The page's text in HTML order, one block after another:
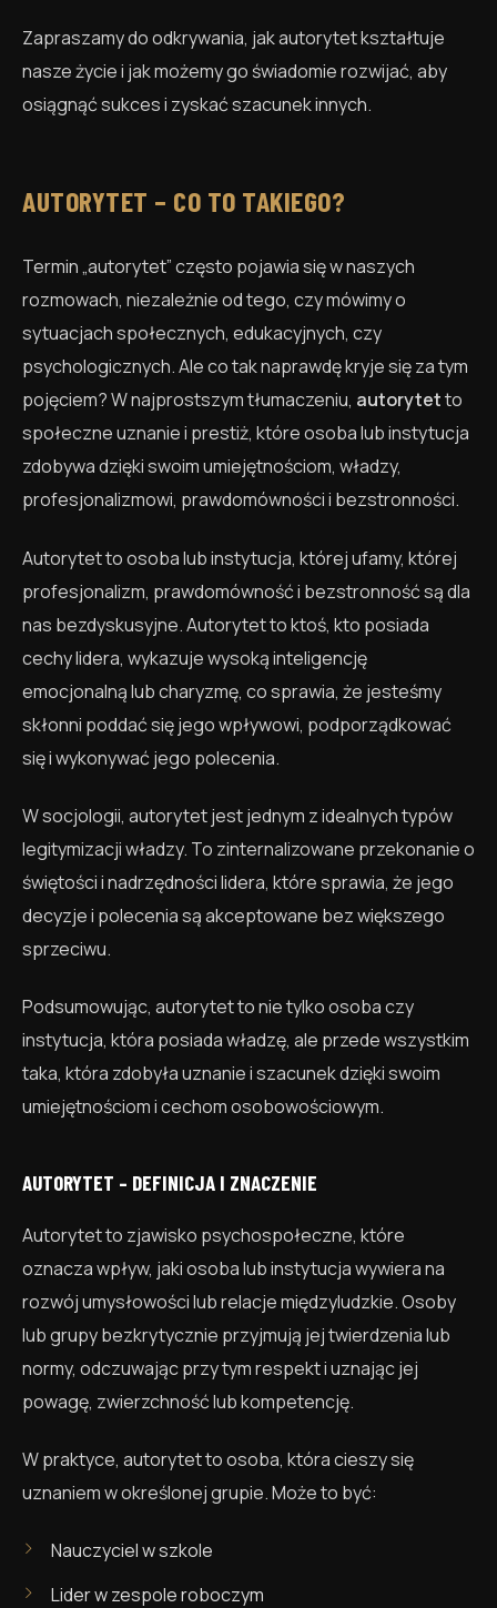
Zapraszamy do odkrywania, jak autorytet kształtuje
nasze życie i jak możemy go świadomie rozwijać, aby
osiągnąć sukces i zyskać szacunek innych.
AUTORYTET – CO TO TAKIEGO?
Termin „autorytet” często pojawia się w naszych
rozmowach, niezależnie od tego, czy mówimy o
sytuacjach społecznych, edukacyjnych, czy
psychologicznych. Ale co tak naprawdę kryje się za tym
pojęciem? W najprostszym tłumaczeniu, autorytetto
społeczne uznanie i prestiż, które osoba lub instytucja
zdobywa dzięki swoim umiejętnościom, władzy,
profesjonalizmowi, prawdomówności i bezstronności.
Autorytet to osoba lub instytucja, której ufamy, której
profesjonalizm, prawdomówność i bezstronność są dla
nas bezdyskusyjne. Autorytet to ktoś, kto posiada
cechy lidera, wykazuje wysoką inteligencję
emocjonalną lub charyzmę, co sprawia, że jesteśmy
skłonni poddać się jego wpływowi, podporządkować
się i wykonywać jego polecenia.
W socjologii, autorytet jest jednym z idealnych typów
legitymizacji władzy. To zinternalizowane przekonanie o
świętości i nadrzędności lidera, które sprawia, że jego
decyzje i polecenia są akceptowane bez większego
sprzeciwu.
Podsumowując, autorytet to nie tylko osoba czy
instytucja, która posiada władzę, ale przede wszystkim
taka, która zdobyła uznanie i szacunek dzięki swoim
umiejętnościom i cechom osobowościowym.
AUTORYTET – DEFINICJA I ZNACZENIE
Autorytet to zjawisko psychospołeczne, które
oznacza wpływ, jaki osoba lub instytucja wywiera na
rozwój umysłowości lub relacje międzyludzkie. Osoby
lub grupy bezkrytycznie przyjmują jej twierdzenia lub
normy, odczuwając przy tym respekt i uznając jej
powagę, zwierzchność lub kompetencję.
W praktyce, autorytet to osoba, która cieszy się
uznaniem w określonej grupie. Może to być:
Nauczyciel w szkole
Lider w zespole roboczym